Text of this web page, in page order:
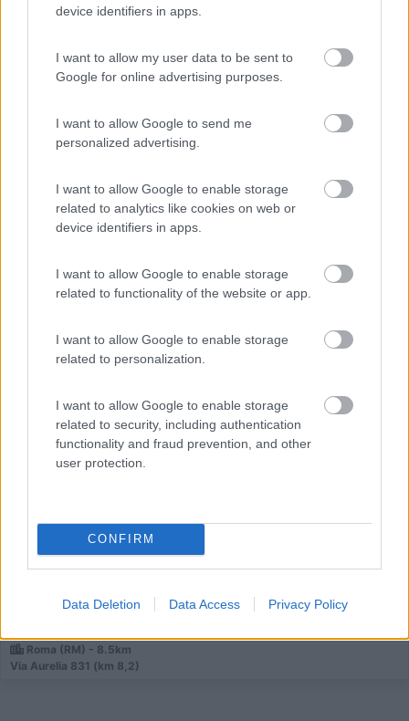
device identifiers in apps.
I want to allow my user data to be sent to
Google for online advertising purposes.
I want to allow Google to send me
personalized advertising.
I want to allow Google to enable storage
related to analytics like cookies on web or
device identifiers in apps.
I want to allow Google to enable storage
related to functionality of the website or app.
I want to allow Google to enable storage
related to personalization.
I want to allow Google to enable storage
related to security, including authentication
functionality and fraud prevention, and other
user protection.
CONFIRM
Data Deletion Data Access Privacy Policy
A circa 18 km dal centro di Roma, struttura con case
Roma (RM) - 7.9km
Via di Malafede 205
Campeggio
Roma Camping in Town
Roma (RM) - 8.5km
Via Aurelia 831 (km 8,2)